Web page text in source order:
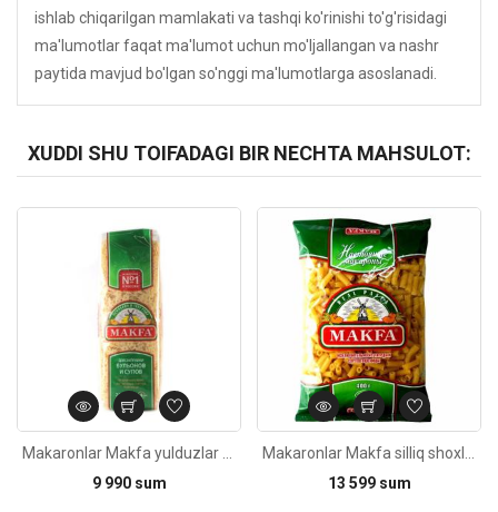
ishlab chiqarilgan mamlakati va tashqi ko'rinishi to'g'risidagi
ma'lumotlar faqat ma'lumot uchun mo'ljallangan va nashr
paytida mavjud bo'lgan so'nggi ma'lumotlarga asoslanadi.
XUDDI SHU TOIFADAGI BIR NECHTA MAHSULOT:
9 990 sum
13 599 sum
Kod: 853